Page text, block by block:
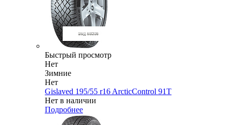
Быстрый просмотр
Нет
Зимние
Нет
Gislaved 195/55 r16 ArcticControl 91T
Нет в наличии
Подробнее